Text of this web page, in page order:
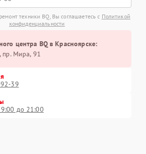
техники BQ, Вы соглашаетесь с Политикой
конфиденциальности
центра BQ в Красноярске:
​пр. Мира, 91
39
до 21:00